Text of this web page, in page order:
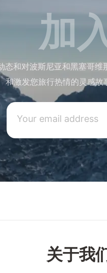
加
态和对波斯尼亚和黑塞哥
和激发您旅行热情的灵感
关于我